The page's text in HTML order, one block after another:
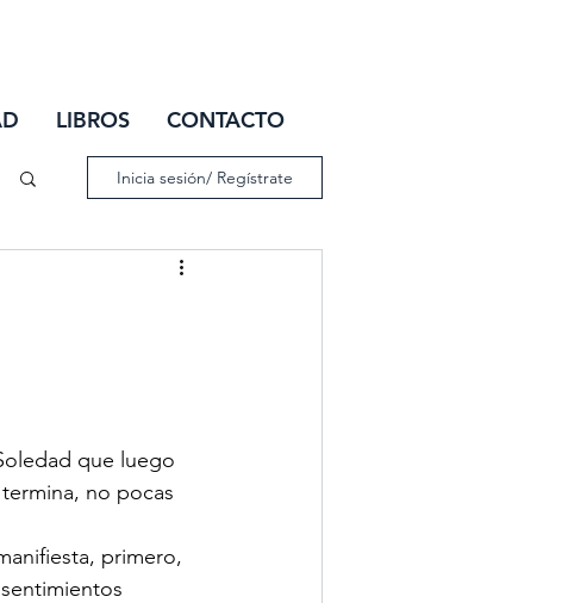
LIBROS CONTACTO
Inicia sesión/ Regístrate
que luego
no pocas
primero,